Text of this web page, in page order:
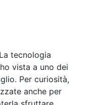
tecnologia
vista a uno dei
Per curiosità,
anche per